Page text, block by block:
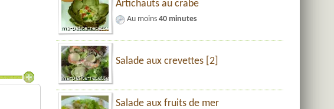
Artichauts au crabe
Au moins 40 minutes
Salade aux crevettes [2]
Salade aux fruits de mer